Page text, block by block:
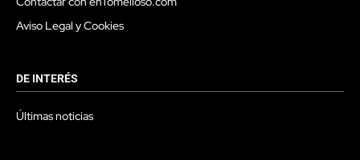
Aviso Legal y Cookies
DE INTERÉS
Últimas noticias